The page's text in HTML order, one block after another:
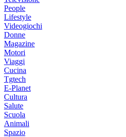
People
Lifestyle
Videogiochi
Donne
Magazine
Motori
Viaggi
Cucina
Tgtech
E-Planet
Cultura
Salute
Scuola
Animali
Spazio